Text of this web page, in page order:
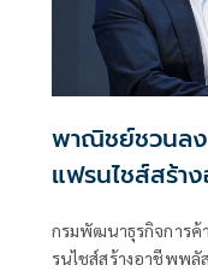
พาณิชย์ชวนลง
แฟรนไชส์สร้า
กรมพัฒนาธุรกิจการค้
รนไชส์สร้างอาชีพพลั